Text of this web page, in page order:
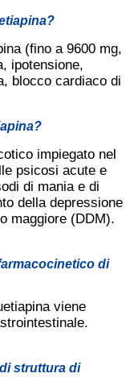
(fino a 9600 mg,
ipotensione,
blocco cardiaco di
impiegato nel
psicosi acute e
di mania e di
della depressione
maggiore (DDM).
di
viene
struttura di